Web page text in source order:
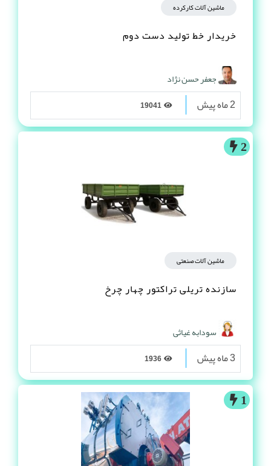
ماشین آلات کارکرده
خریدار خط تولید دست دوم
جعفر حسن نژاد
2 ماه پیش
2
ماشین آلات صنعتی
سازنده تریلی تراکتور چهار چرخ
سودابه غیاثی
3 ماه پیش
1